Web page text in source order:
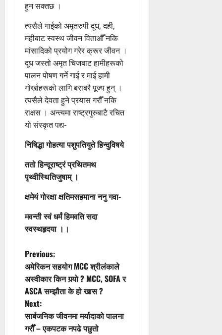
हुन सक्तछ ।
त्यसैले गाईको अमृतरुपी दूध‚ दही‚
महीबाट स्वस्थ जीवन विताऔँ नकि
मांसादिको प्रयोग गरेर क्रूर जीवन ।
दूध जस्तो अमृत चिजबाट हामीहरूको
पालन पोषण गर्ने गाई र माई हामी
गोर्खाहरूको लागि बराबरै पूज्य हुन् ।
त्यसैले देवता हुने प्रयास गरौँ नकि
राक्षस । अन्त्यमा राष्ट्रगुरुबाटै रचित
यो संस्कृत पद्य-
निषिद्धा गोहत्या पशुपतियुते हिन्दुविषये
ततो हिन्दूराष्ट्रं प्रथितमथ
पृथ्वीस्थितिजुषाम् ।
क्षमेयं गोरक्षा क्षतिमसहमाना ननु गवा-
मवन्ती स्वं धर्मं हिमवति सदा
स्वस्थहृदया ।।
P
o
s
t
Previous:
अमेरिकन सहयोग MCC श्रीलंकाले
अस्वीकार किन गर्‍यो ? MCC, SOFA र
ASCA सम्झौता के हो खास ?
Next:
सार्बजनिक जीवनमा मर्यादाको पालना
गरौँ – एकपटक नपढे पछुतो